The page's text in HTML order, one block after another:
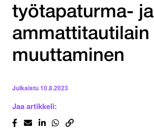
työtapaturma- ja
ammattitautilain
muuttaminen
Julkaistu10.8.2023
Jaa artikkeli: